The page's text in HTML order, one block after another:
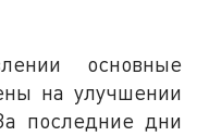
основные
на улучшении
последние дни